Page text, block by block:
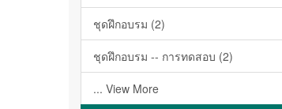
ชุดฝึกอบรม (2)
ชุดฝึกอบรม -- การทดสอบ (2)
... View More